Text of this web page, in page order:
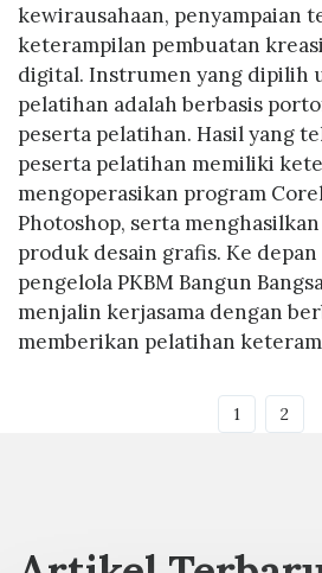
kewirausahaan, penyampaian
keterampilan pembuatan
digital. Instrumen yang dipilih
pelatihan adalah berbasis
peserta pelatihan. Hasil yang
peserta pelatihan memiliki
mengoperasikan program
Photoshop, serta
produk desain grafis. Ke
pengelola PKBM Bangun
menjalin kerjasama dengan
memberikan pelatihan
1 2